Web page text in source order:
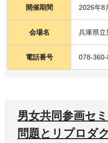
開催期間 2026年8
会場名 兵庫県立
電話番号 078-
男女共同参画セ
問題とリプロダ